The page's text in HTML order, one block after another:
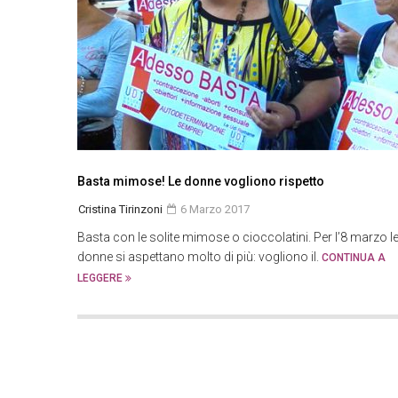
Basta mimose! Le donne vogliono rispetto
Cristina Tirinzoni 6 Marzo 2017
Basta con le solite mimose o cioccolatini. Per l’8 marzo le
donne si aspettano molto di più: vogliono il. CONTINUA A
LEGGERE